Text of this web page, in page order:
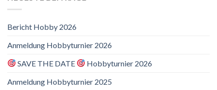
Bericht Hobby 2026
Anmeldung Hobbyturnier 2026
SAVE THE DATE
Hobbyturnier 2026
Anmeldung Hobbyturnier 2025